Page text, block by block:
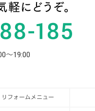
～19:00
リフォームメニュー